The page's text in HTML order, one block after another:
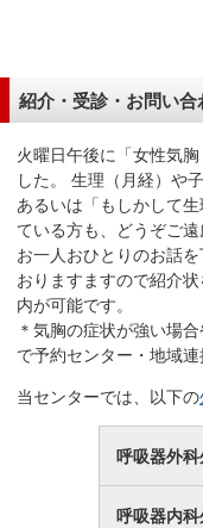
紹介・受診・お問い合
火曜日午後に「女性気
した。 生理（月経）や
あるいは「もしかして
ている方も、どうぞご遠
お一人おひとりのお話
おりますますので紹介
内が可能です。
＊気胸の症状が強い場
で予約センター・地域連
当センターでは、以下の
呼吸器外
呼吸器内